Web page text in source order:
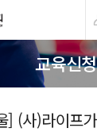
교육신청
] (사)라이프